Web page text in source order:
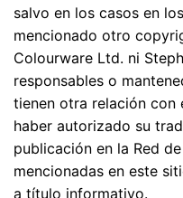
salvo en los casos en
mencionado otro
Colourware Ltd. ni
responsables o
tienen otra relación con
haber autorizado su
publicación en la Red
mencionadas en este
a título informativo.